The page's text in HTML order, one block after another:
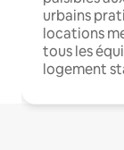
urbains
locations
tous les
logement